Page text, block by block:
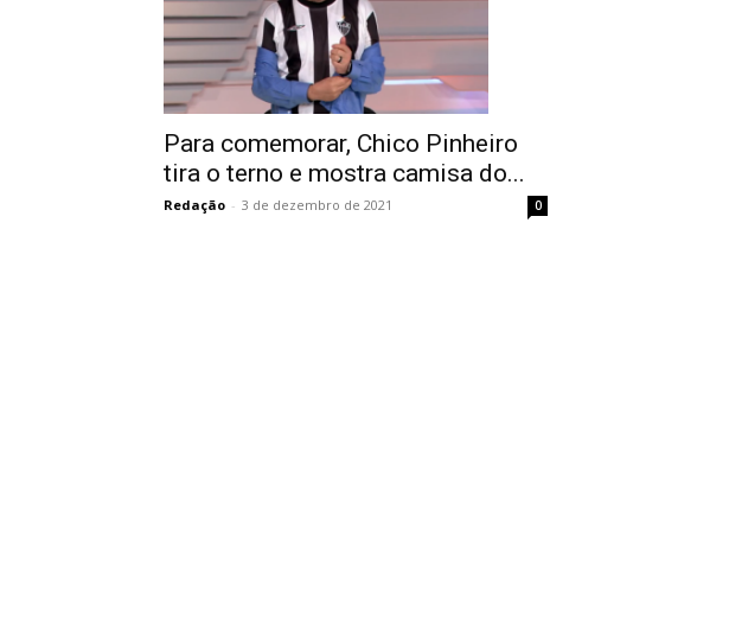
Para comemorar, Chico Pinheiro
tira o terno e mostra camisa do...
Redação - 3 de dezembro de 2021 0